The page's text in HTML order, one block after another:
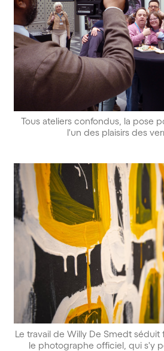
Tous ateliers confondus, la pose
l'un des plaisirs des
Le travail de Willy De Smedt
le photographe officiel, qui s'y